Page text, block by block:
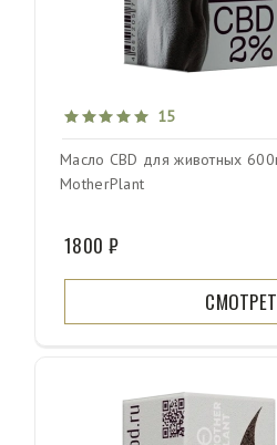
15
Масло CBD для животных
MotherPlant
1800 ₽